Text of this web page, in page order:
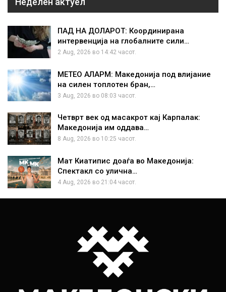
ПАД НА ДОЛАРОТ: Координирана
интервенција на глобалните сили…
2 Aug, 2026 во 14:42 часот.
МЕТЕО АЛАРМ: Македонија под влијание
на силен топлотен бран,…
3 Aug, 2026 во 08:03 часот.
Четврт век од масакрот кај Карпалак:
Македонија им оддава…
8 Aug, 2026 во 10:25 часот.
Мат Киатипис доаѓа во Македонија:
Спектакл со улична…
4 Aug, 2026 во 21:04 часот.